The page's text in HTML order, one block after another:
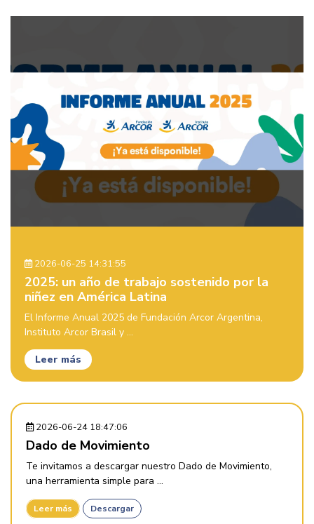
2026-06-25 14:31:55
2025: un año de trabajo sostenido por la
niñez en América Latina
El Informe Anual 2025 de Fundación Arcor Argentina,
Instituto Arcor Brasil y ...
Leer más
2026-06-24 18:47:06
Dado de Movimiento
Te invitamos a descargar nuestro Dado de Movimiento,
una herramienta simple para ...
Leer más Descargar